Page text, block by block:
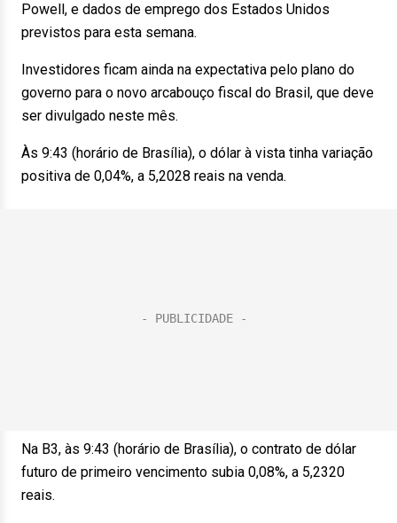
Powell, e dados de emprego dos Estados Unidos
previstos para esta semana.
Investidores ficam ainda na expectativa pelo plano do
governo para o novo arcabouço fiscal do Brasil, que deve
ser divulgado neste mês.
Às 9:43 (horário de Brasília), o dólar à vista tinha variação
positiva de 0,04%, a 5,2028 reais na venda.
Na B3, às 9:43 (horário de Brasília), o contrato de dólar
futuro de primeiro vencimento subia 0,08%, a 5,2320
reais.